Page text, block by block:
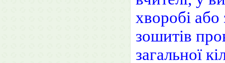
хворобі
зошитів
загальної